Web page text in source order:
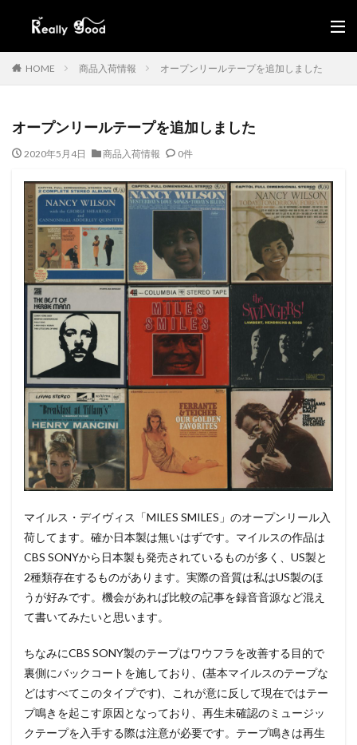
HOME 商品入荷情報 オープンリールテープを追加しました
オープンリールテープを追加しました
2020年5月4日 商品入荷情報 0件
マイルス・デイヴィス「MILES SMILES」のオープンリール入
荷してます。確か日本製は無いはずです。マイルスの作品は
CBS SONYから日本製も発売されているものが多く、US製と
2種類存在するものがあります。実際の音質は私はUS製のほ
うが好みです。機会があれば比較の記事を録音音源など混え
て書いてみたいと思います。
ちなみにCBS SONY製のテープはワウフラを改善する目的で
裏側にバックコートを施しており、(基本マイルスのテープな
どはすべてこのタイプです)、これが意に反して現在ではテー
プ鳴きを起こす原因となっており、再生未確認のミュージッ
クテープを入手する際は注意が必要です。テープ鳴きは再生